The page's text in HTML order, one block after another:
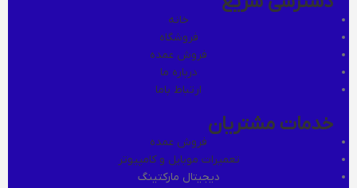
خانه
فروشگاه
فروش عمده
درباره ما
ارتباط باما
خدمات مشتریان
فروش عمده
تعمیرات موبایل و کامپیوتر
دیجیتال مارکتینگ